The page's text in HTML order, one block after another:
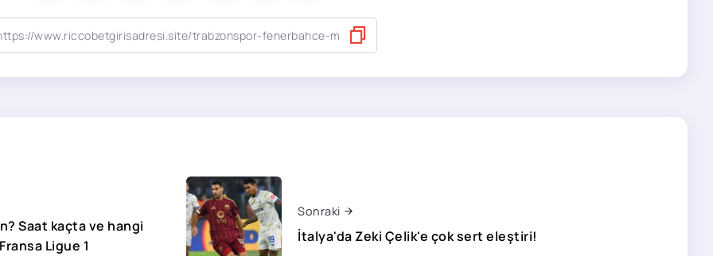
Saat kaçta ve hangi
Ligue 1
Sonraki
İtalya'da Zeki Çelik'e çok sert eleştiri!